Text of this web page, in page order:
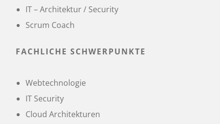
IT – Architektur / Security
Scrum Coach
FACHLICHE SCHWERPUNKTE
Webtechnologie
IT Security
Cloud Architekturen